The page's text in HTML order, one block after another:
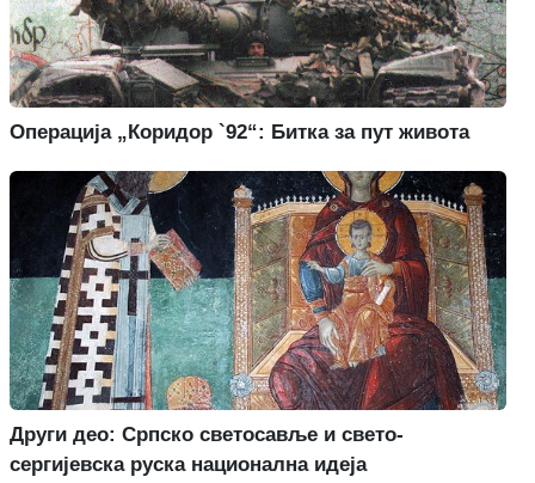
Операција „Коридор `92“: Битка за пут живота
Други део: Српско светосавље и свето-
сергијевска руска национална идеја